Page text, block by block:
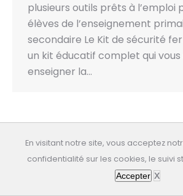
En visitant notre site, vous acceptez
confidentialité sur les cookies, le suivi
Accepter X
plusieurs outils prêts à l’emploi
élèves de l’enseignement
secondaire Le Kit de sécurité
un kit éducatif complet qui vous
enseigner la…
All rights reserved:
Dernière mise à jour: 07/08/